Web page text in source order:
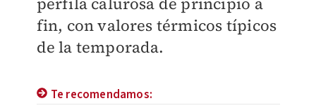
fin, con valores térmicos típicos
de la temporada.
Te recomendamos: